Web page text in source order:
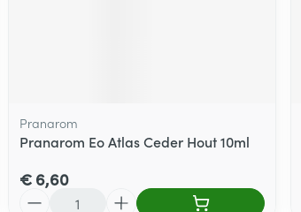
Pranarom
Pranarom Eo Atlas Ceder Hout 10ml
€ 6,60